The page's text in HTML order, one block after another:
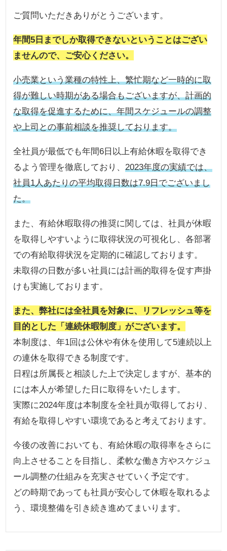
ご質問いただきありがとうございます。
年間5日までしか取得できないということはござい
ませんので、ご安心ください。
小売業という業種の特性上、繁忙期など一時的に取
得が難しい時期がある場合もございますが、計画的
な取得を促進するために、年間スケジュールの調整
や上司との事前相談を推奨しております。
全社員が最低でも年間6日以上有給休暇を取得でき
るよう管理を徹底しており、2023年度の実績では、
社員1人あたりの平均取得日数は7.9日でございまし
た。
また、有給休暇取得の推奨に関しては、社員が休暇
を取得しやすいように取得状況の可視化し、各部署
での有給取得状況を定期的に確認しております。
未取得の日数が多い社員には計画的取得を促す声掛
けも実施しております。
また、弊社には全社員を対象に、リフレッシュ等を
目的とした「連続休暇制度」がございます。
本制度は、年1回は公休や有休を使用して5連続以上
の連休を取得できる制度です。
日程は所属長と相談した上で決定しますが、基本的
には本人が希望した日に取得をいたします。
実際に2024年度は本制度を全社員が取得しており、
有給を取得しやすい環境であると考えております。
今後の改善においても、有給休暇の取得率をさらに
向上させることを目指し、柔軟な働き方やスケジュ
ール調整の仕組みを充実させていく予定です。
どの時期であっても社員が安心して休暇を取れるよ
う、環境整備を引き続き進めてまいります。